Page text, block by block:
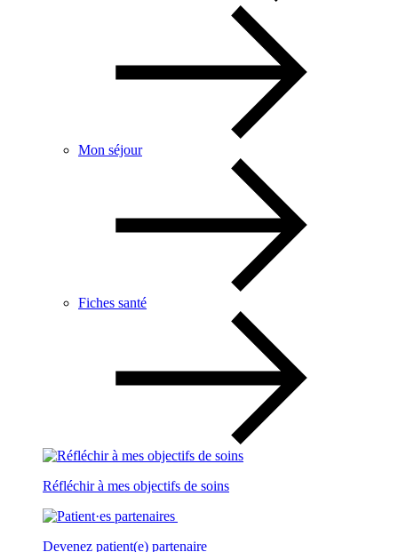
Mon séjour
Fiches santé
Réfléchir à mes objectifs de soins
Devenez patient(e) partenaire